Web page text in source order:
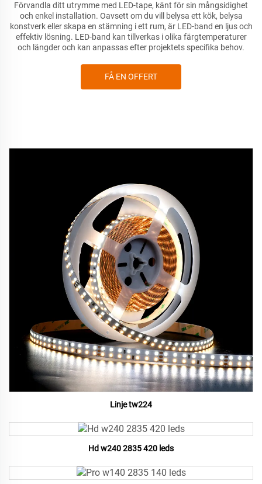
Förvandla ditt utrymme med LED-tape, känt för sin mångsidighet
och enkel installation. Oavsett om du vill belysa ett kök, belysa
konstverk eller skapa en stämning i ett rum, är LED-band en ljus och
effektiv lösning. LED-band kan tillverkas i olika färgtemperaturer
och längder och kan anpassas efter projektets specifika behov.
FÅ EN OFFERT
Linje tw224
Hd w240 2835 420 leds